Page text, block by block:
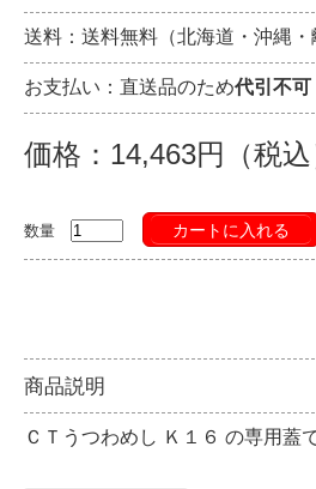
送料：送料無料（北海道・沖縄・
お支払い：直送品のため代引不可
価格：14,463円（税込
数量 カートに入れる
商品説明
ＣＴうつわめし Ｋ１６ の専用蓋